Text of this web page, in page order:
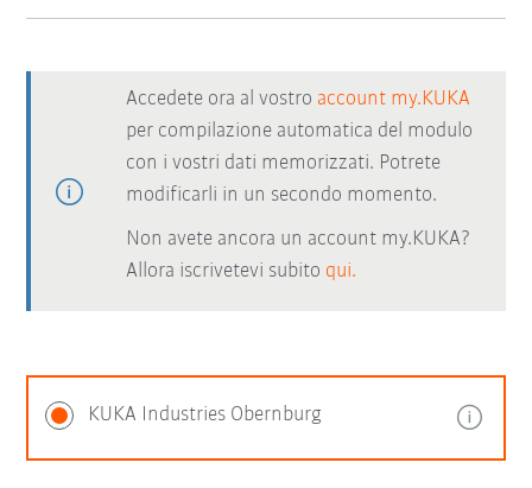
Accedete ora al vostro account my.KUKA
per compilazione automatica del modulo
con i vostri dati memorizzati. Potrete
modificarli in un secondo momento.
Non avete ancora un account my.KUKA?
Allora iscrivetevi subito qui.
KUKA Industries Obernburg